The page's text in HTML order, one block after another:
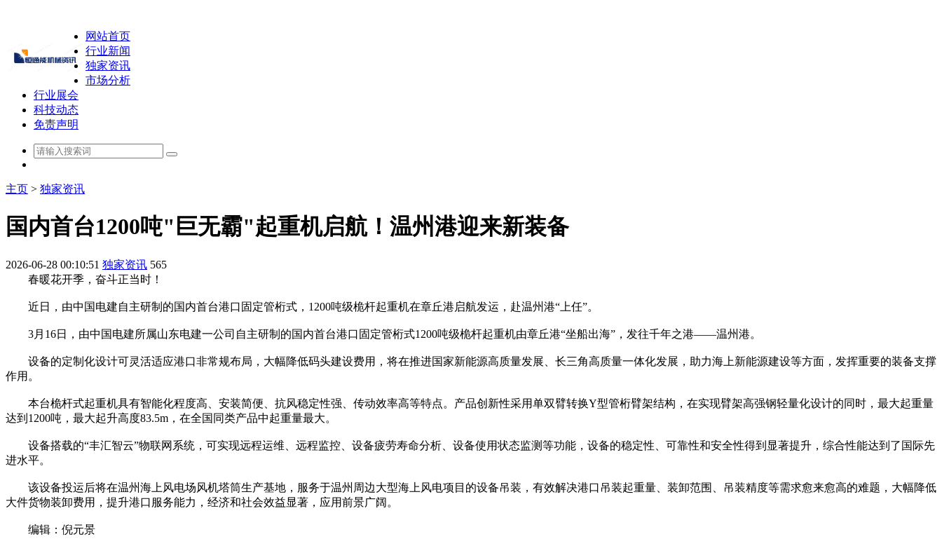
网站首页
行业新闻
独家资讯
市场分析
行业展会
科技动态
免责声明
主页 > 独家资讯
国内首台1200吨"巨无霸"起重机启航！温州港迎来新装备
2026-06-28 00:10:51 独家资讯 565
春暖花开季，奋斗正当时！
近日，由中国电建自主研制的国内首台港口固定管桁式，1200吨级桅杆起重机在章丘港启航发运，赴温州港“上任”。
3月16日，由中国电建所属山东电建一公司自主研制的国内首台港口固定管桁式1200吨级桅杆起重机由章丘港“坐船出海”，发往千年之港——温州港。
设备的定制化设计可灵活适应港口非常规布局，大幅降低码头建设费用，将在推进国家新能源高质量发展、长三角高质量一体化发展，助力海上新能源建设等方面，发挥重要的装备支撑
作用。
本台桅杆式起重机具有智能化程度高、安装简便、抗风稳定性强、传动效率高等特点。产品创新性采用单双臂转换Y型管桁臂架结构，在实现臂架高强钢轻量化设计的同时，最大起重量
达到1200吨，最大起升高度83.5m，在全国同类产品中起重量最大。
设备搭载的“丰汇智云”物联网系统，可实现远程运维、远程监控、设备疲劳寿命分析、设备使用状态监测等功能，设备的稳定性、可靠性和安全性得到显著提升，综合性能达到了国际先
进水平。
该设备投运后将在温州海上风电场风机塔筒生产基地，服务于温州周边大型海上风电项目的设备吊装，有效解决港口吊装起重量、装卸范围、吊装精度等需求愈来愈高的难题，大幅降低
大件货物装卸费用，提升港口服务能力，经济和社会效益显著，应用前景广阔。
编辑：倪元景